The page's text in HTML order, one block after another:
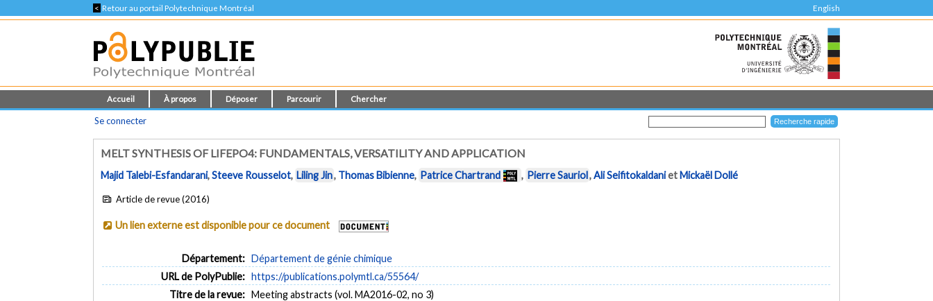
< Retour au portail Polytechnique Montréal English
Accueil À propos Déposer Parcourir Chercher
Se connecter
MELT SYNTHESIS OF LIFEPO4: FUNDAMENTALS, VERSATILITY AND APPLICATION
Majid Talebi-Esfandarani,Steeve Rousselot, Liling Jin, Thomas Bibienne, Patrice Chartrand , Pierre Sauriol,Ali SeifitokaldanietMickaël Dollé
Article de revue (2016)
Un lien externe est disponible pour ce document
Département: Département de génie chimique
URL de PolyPublie: https://publications.polymtl.ca/55564/
Titre de la revue: Meeting abstracts (vol. MA2016-02, no 3)